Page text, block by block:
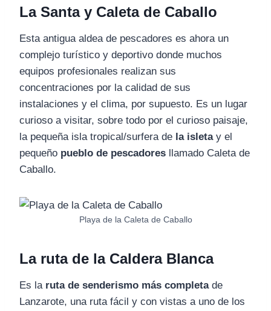
La Santa y Caleta de Caballo
Esta antigua aldea de pescadores es ahora un
complejo turístico y deportivo donde muchos
equipos profesionales realizan sus
concentraciones por la calidad de sus
instalaciones y el clima, por supuesto. Es un lugar
curioso a visitar, sobre todo por el curioso paisaje,
la pequeña isla tropical/surfera de la isleta y el
pequeño pueblo de pescadores llamado Caleta de
Caballo.
Playa de la Caleta de Caballo
La ruta de la Caldera Blanca
Es la ruta de senderismo más completade
Lanzarote, una ruta fácil y con vistas a uno de los